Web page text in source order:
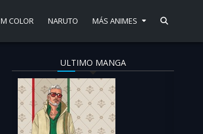
M COLOR NARUTO MÁS ANIMES
ULTIMO MANGA